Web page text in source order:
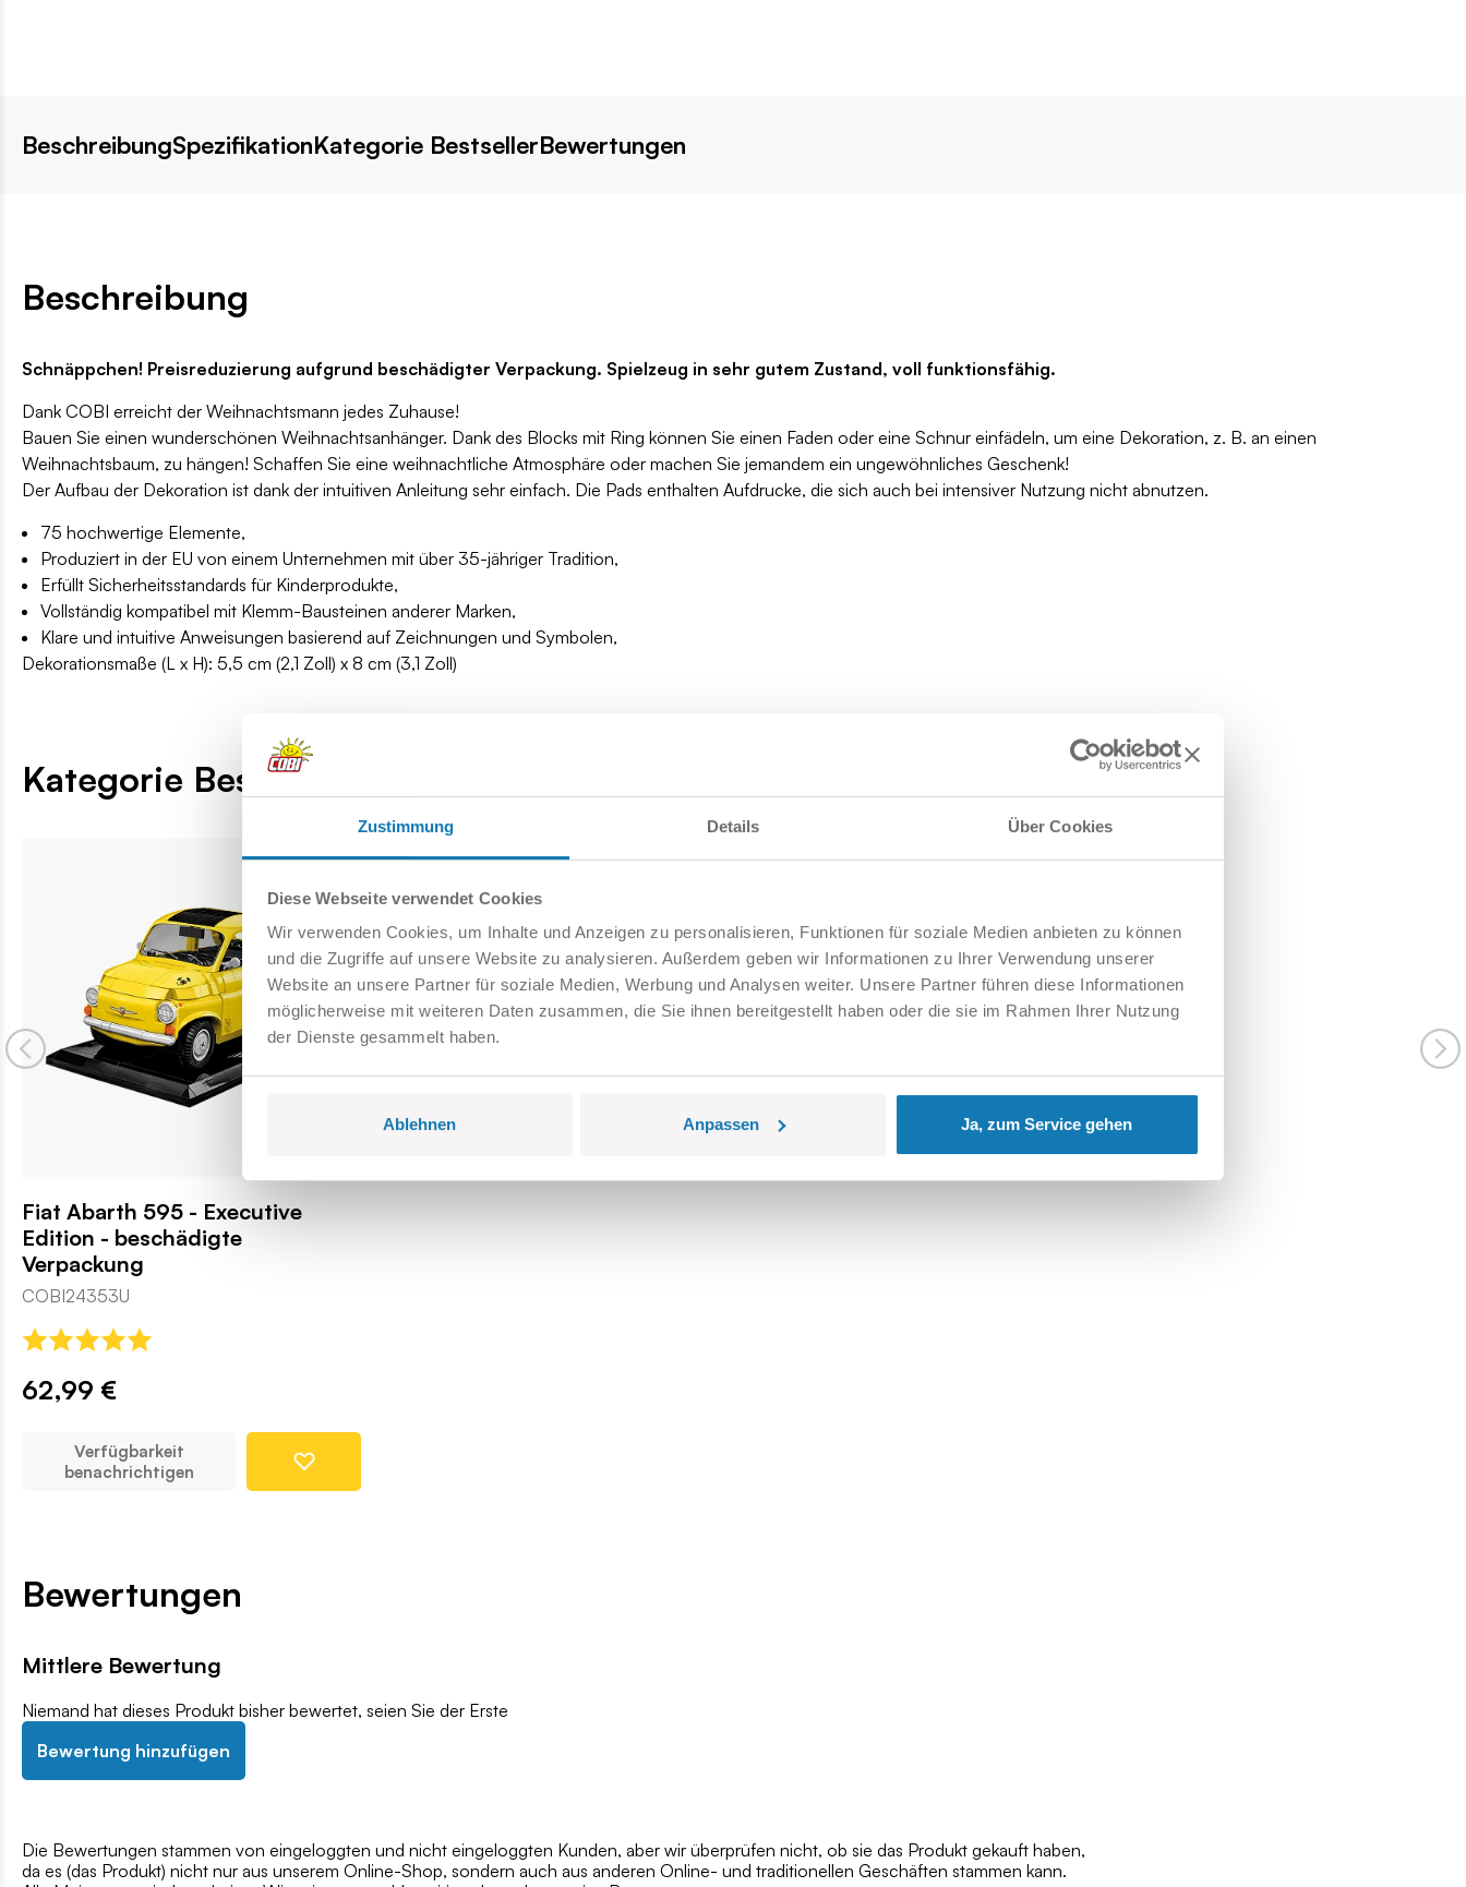
Zustimmung Details Über Cookies
Diese Webseite verwendet Cookies
Wir verwenden Cookies, um Inhalte und Anzeigen zu personalisieren, Funktionen für soziale Medien anbieten zu können
und die Zugriffe auf unsere Website zu analysieren. Außerdem geben wir Informationen zu Ihrer Verwendung unserer
Website an unsere Partner für soziale Medien, Werbung und Analysen weiter. Unsere Partner führen diese Informationen
möglicherweise mit weiteren Daten zusammen, die Sie ihnen bereitgestellt haben oder die sie im Rahmen Ihrer Nutzung
der Dienste gesammelt haben.
Ablehnen Anpassen Ja, zum Service gehen
BeschreibungSpezifikationKategorie BestsellerBewertungen
Beschreibung
Schnäppchen! Preisreduzierung aufgrund beschädigter Verpackung. Spielzeug in sehr gutem Zustand, voll funktionsfähig.
Dank COBI erreicht der Weihnachtsmann jedes Zuhause!
Bauen Sie einen wunderschönen Weihnachtsanhänger. Dank des Blocks mit Ring können Sie einen Faden oder eine Schnur einfädeln, um eine Dekoration, z. B. an einen
Weihnachtsbaum, zu hängen! Schaffen Sie eine weihnachtliche Atmosphäre oder machen Sie jemandem ein ungewöhnliches Geschenk!
Der Aufbau der Dekoration ist dank der intuitiven Anleitung sehr einfach. Die Pads enthalten Aufdrucke, die sich auch bei intensiver Nutzung nicht abnutzen.
75 hochwertige Elemente,
Produziert in der EU von einem Unternehmen mit über 35-jähriger Tradition,
Erfüllt Sicherheitsstandards für Kinderprodukte,
Vollständig kompatibel mit Klemm-Bausteinen anderer Marken,
Klare und intuitive Anweisungen basierend auf Zeichnungen und Symbolen,
Dekorationsmaße (L x H): 5,5 cm (2,1 Zoll) x 8 cm (3,1 Zoll)
Kategorie Bestseller
Fiat Abarth 595 - Executive
Edition - beschädigte
Verpackung
COBI24353U
62,99 €
Verfügbarkeit
benachrichtigen
Bewertungen
Mittlere Bewertung
Niemand hat dieses Produkt bisher bewertet, seien Sie der Erste
Bewertung hinzufügen
Die Bewertungen stammen von eingeloggten und nicht eingeloggten Kunden, aber wir überprüfen nicht, ob sie das Produkt gekauft haben,
da es (das Produkt) nicht nur aus unserem Online-Shop, sondern auch aus anderen Online- und traditionellen Geschäften stammen kann.